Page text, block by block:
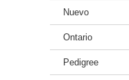
Nuevo
Ontario
Pedigree